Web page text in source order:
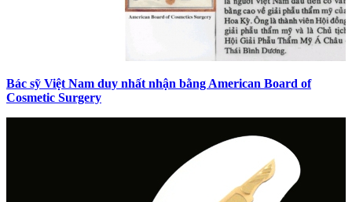
Bác sỹ Việt Nam duy nhất nhận bằng American Board of
Cosmetic Surgery